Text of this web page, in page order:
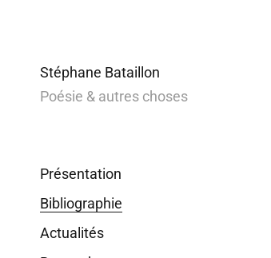
Stéphane Bataillon
Poésie & autres choses
Présentation
Bibliographie
Actualités